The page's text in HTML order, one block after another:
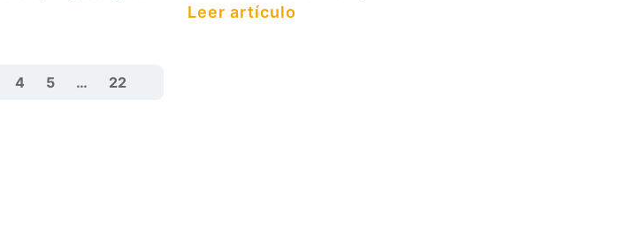
Leer artículo
4 5 … 22